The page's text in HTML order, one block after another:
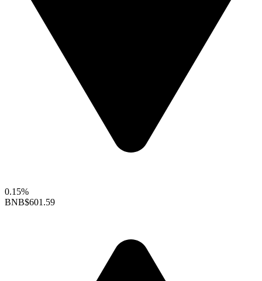
0.15%
BNB$601.59